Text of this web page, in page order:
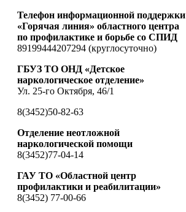
Телефон информационной поддержки
«Горячая линия» областного центра
по профилактике и борьбе со СПИД
89199444207294 (круглосуточно)
ГБУЗ ТО ОНД «Детское
наркологическое отделение»
Ул. 25-го Октября, 46/1
8(3452)50-82-63
Отделение неотложной
наркологической помощи
8(3452)77-04-14
ГАУ ТО «Областной центр
профилактики и реабилитации»
8(3452) 77-00-66